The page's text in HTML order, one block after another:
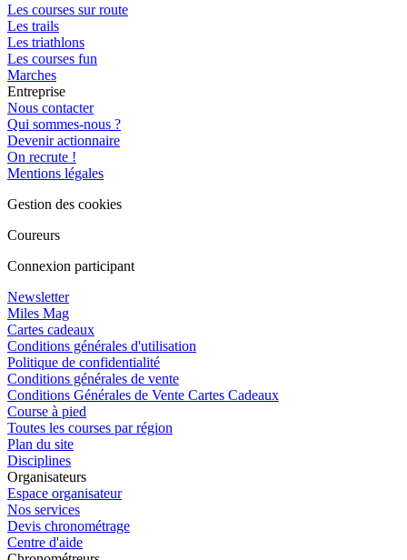
Les courses sur route
Les trails
Les triathlons
Les courses fun
Marches
Entreprise
Nous contacter
Qui sommes-nous ?
Devenir actionnaire
On recrute !
Mentions légales
Gestion des cookies
Coureurs
Connexion participant
Newsletter
Miles Mag
Cartes cadeaux
Conditions générales d'utilisation
Politique de confidentialité
Conditions générales de vente
Conditions Générales de Vente Cartes Cadeaux
Course à pied
Toutes les courses par région
Plan du site
Disciplines
Organisateurs
Espace organisateur
Nos services
Devis chronométrage
Centre d'aide